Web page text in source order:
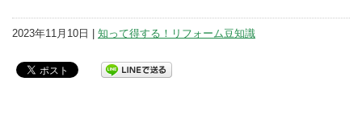
2023年11月10日 | 知って得する！リフォーム豆知識